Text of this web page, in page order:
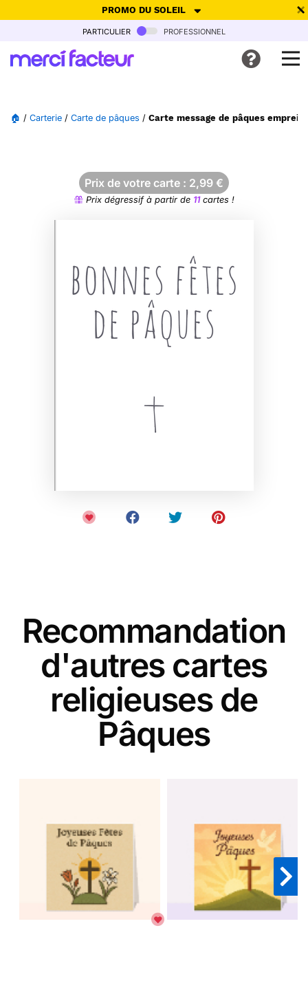
PROMO DU SOLEIL
-30% de réduction avec le code SUMMER26pour envoyer des
Ne plus afficher
particulier professionnel
🏠 / Carterie / Carte de pâques / Carte message de pâques
Prix de votre carte : 2,99 €
Prix dégressif à partir de 11cartes !
Recommandation
d'autres cartes
religieuses de
Pâques